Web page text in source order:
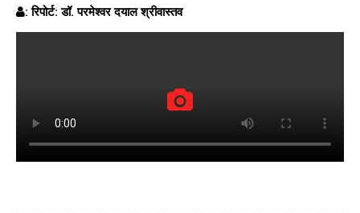
: रिपोर्ट: डॉ. परमेश्वर दयाल श्रीवास्तव